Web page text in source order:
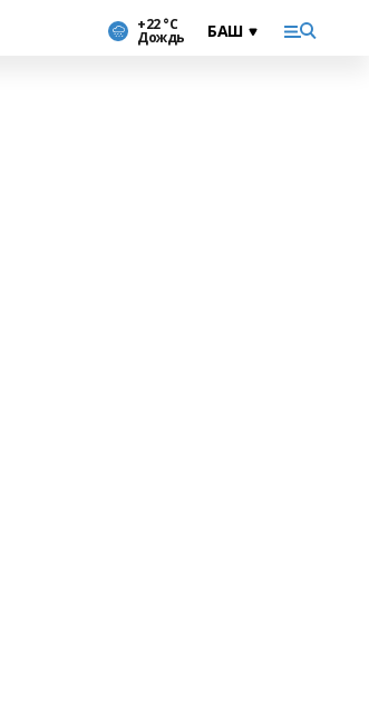
+22 °С
Дождь